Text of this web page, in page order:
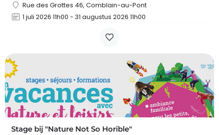
Rue des Grottes 46, Comblain-au-Pont
1 juli 2026 11h00 - 31 augustus 2026 11h00
Stage bij "Nature Not So Horible"